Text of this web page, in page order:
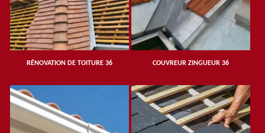
RÉNOVATION DE TOITURE 36 COUVREUR ZINGUEUR 36